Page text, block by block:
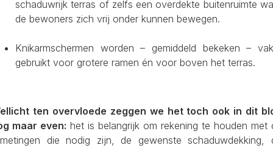
schaduwrijk terras of zelfs een overdekte buitenruimte
de bewoners zich vrij onder kunnen bewegen.
Knikarmschermen worden – gemiddeld bekeken –
gebruikt voor grotere ramen én voor boven het terras.
ten overvloede zeggen we het toch ook in dit
maar even: het is belangrijk om rekening te houden met
die nodig zijn, de gewenste schaduwdekking,